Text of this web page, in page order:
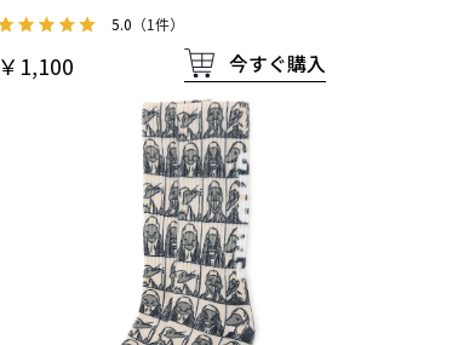
5.0 （1件）
￥1,100 今すぐ購入